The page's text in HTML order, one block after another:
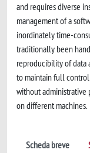
and requires diverse
management of a
inordinately time-
traditionally been
reproducibility of data
to maintain full
without administrative
on different machines.
Scheda breve